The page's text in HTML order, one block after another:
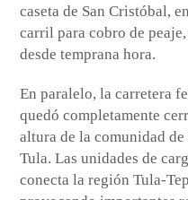
caseta de San Cristóbal,
carril para cobro de
desde temprana hora.
En paralelo, la carretera
quedó completamente
altura de la comunidad
Tula. Las unidades de
conecta la región Tula-